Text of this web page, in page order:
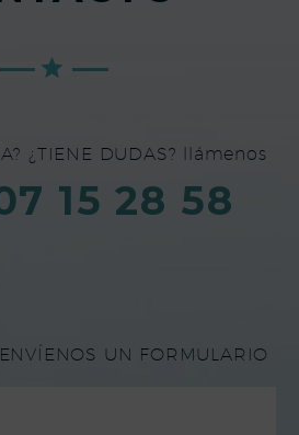
¿TIENE DUDAS? llámenos
15 28 58
UN FORMULARIO